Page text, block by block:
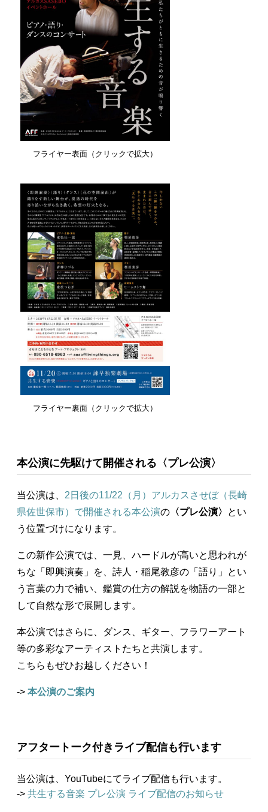
フライヤー表面（クリックで拡大）
フライヤー裏面（クリックで拡大）
本公演に先駆けて開催される〈プレ公演〉
当公演は、 2日後の11/22（月）アルカスさせぼ（長崎
県佐世保市）で開催される本公演の 〈プレ公演〉
とい
う位置づけになります。
この新作公演では、一見、ハードルが高いと思われが
ちな「即興演奏」を、詩人・稲尾教彦の「語り」とい
う言葉の力で補い、鑑賞の仕方の解説を物語の一部と
して自然な形で展開します。
本公演ではさらに、ダンス、ギター、フラワーアート
等の多彩なアーティストたちと共演します。
こちらもぜひお越しください！
-> 本公演のご案内
アフタートーク付きライブ配信も行います
当公演は、YouTubeにてライブ配信も行います。
-> 共生する音楽 プレ公演 ライブ配信のお知らせ